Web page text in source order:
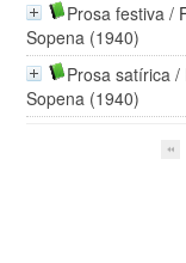
Prosa festiva /
Sopena (1940)
Prosa satírica /
Sopena (1940)